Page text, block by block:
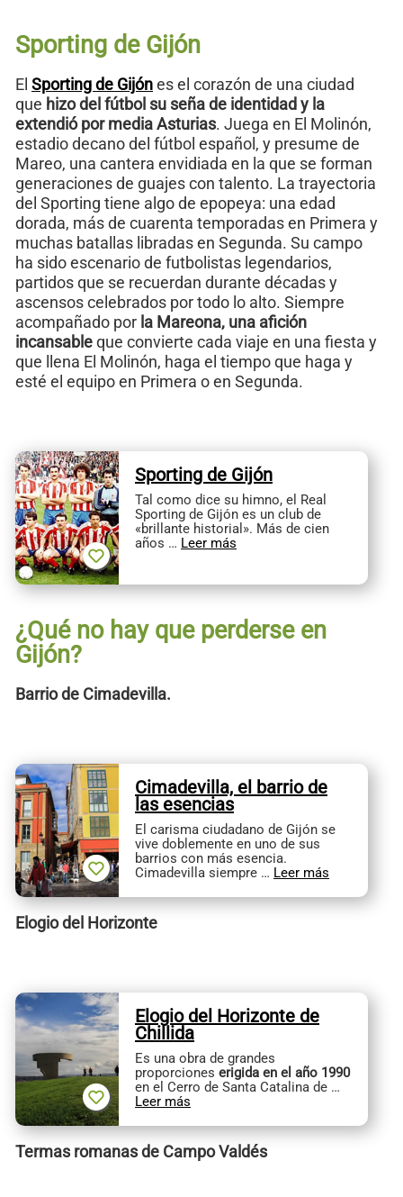
Sporting de Gijón
El Sporting de Gijónes el corazón de una ciudad
que hizo del fútbol su seña de identidad y la
extendió por media Asturias. Juega en El Molinón,
estadio decano del fútbol español, y presume de
Mareo, una cantera envidiada en la que se forman
generaciones de guajes con talento. La trayectoria
del Sporting tiene algo de epopeya: una edad
dorada, más de cuarenta temporadas en Primera y
muchas batallas libradas en Segunda. Su campo
ha sido escenario de futbolistas legendarios,
partidos que se recuerdan durante décadas y
ascensos celebrados por todo lo alto. Siempre
acompañado por la Mareona, una afición
incansableque convierte cada viaje en una fiesta y
que llena El Molinón, haga el tiempo que haga y
esté el equipo en Primera o en Segunda.
Sporting de Gijón
Tal como dice su himno, el Real
Sporting de Gijón es un club de
«brillante historial». Más de cien
años … Leer más
¿Qué no hay que perderse en
Gijón?
Barrio de Cimadevilla.
Cimadevilla, el barrio de
las esencias
El carisma ciudadano de Gijón se
vive doblemente en uno de sus
barrios con más esencia.
Cimadevilla siempre … Leer más
Elogio del Horizonte
Elogio del Horizonte de
Chillida
Es una obra de grandes
proporciones erigida en el año 1990
en el Cerro de Santa Catalina de …
Leer más
Termas romanas de Campo Valdés